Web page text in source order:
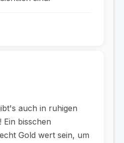
auch in ruhigen
Ein bisschen
Gold wert sein, um